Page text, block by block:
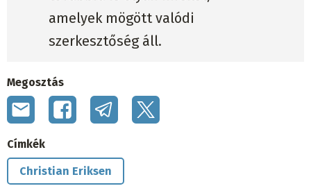
amelyek mögött valódi
szerkesztőség áll.
Megosztás
Címkék
Christian Eriksen